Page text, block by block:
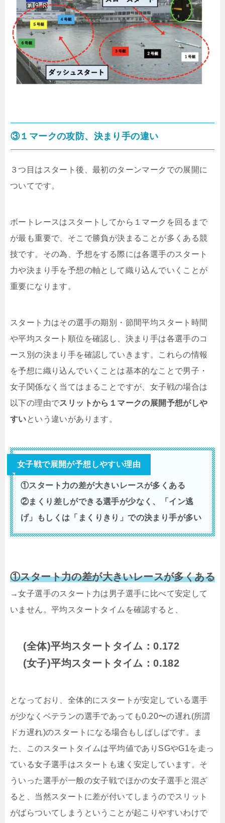
③１マークの攻防、決まり手の違い
３つ目はスタート後、最初のターンマークでの展開に
ついてです。
ボートレースはスタートしてから１マークを回るまで
が最も重要で、そこで勝負が決まることが多くある競
技です。その為、予想をする際には各選手のスタート
力や決まり手を予想の軸として織り込んでいくことが
重要になります。
スタート力はその選手の期別・節間平均スタート時間
や平均スタート順位を確認し、決まり手は各選手のコ
ース別の決まり手を確認していきます。これらの情報
を予想に織り込んでいくことは基本的なことで男子・
女子関係なく当てはまることですが、女子戦の場合は
以下の理由でスリットから１マークの展開予想がしや
すいという違いがあります。
女子戦で展開が予想しやすい理由
①スタート力の差が大きいレースが多くある
②まくり差しができる選手が少なく、「イン逃
げ」もしくは「まくりきり」での決まり手が多い
①スタート力の差が大きいレースが多くある
→女子選手のスタート力は男子選手に比べて安定して
いません。平均スタートタイムを確認すると、
(全体)平均スタートタイム：0.172
(女子)平均スタートタイム：0.182
となっており、全体的にスタートが安定している選手
が少なくベテランの選手であっても0.20〜の遅れ(所謂
ドカ遅れ)のスタートになる場合もしばしばです。ま
た、このスタートタイムは平均値でありSGやG1を走っ
ている女子選手はスタートも速く安定しています。そ
ういった選手が一般の女子戦でほかの女子選手と混ざ
ると、当然スタートに差が付いてしまうのでスリット
がばらついてしまうということが起こりやすいわけで